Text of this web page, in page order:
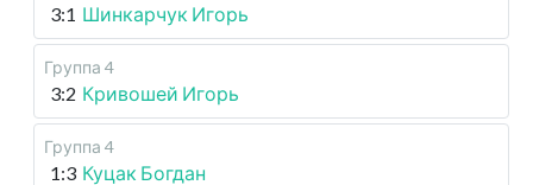
3:1 Шинкарчук Игорь
Группа 4
3:2 Кривошей Игорь
Группа 4
1:3 Куцак Богдан